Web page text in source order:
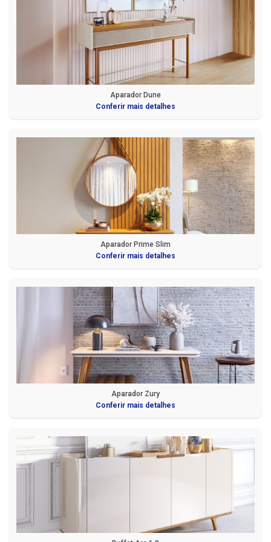
Aparador Dune
Conferir mais detalhes
Aparador Prime Slim
Conferir mais detalhes
Aparador Zury
Conferir mais detalhes